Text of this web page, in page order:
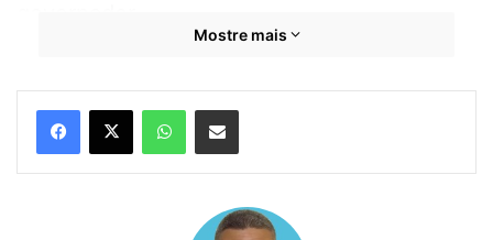
importante no governo Lula e Weverton
segue sendo aliado de primeira ordem do
petista.
Mostre mais